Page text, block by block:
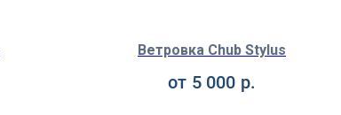
Ветровка Chub Stylus
от 5 000 р.